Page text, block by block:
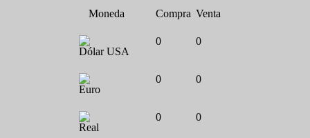
Moneda Compra Venta
Dólar USA
0 0
Euro
0 0
Real
0 0